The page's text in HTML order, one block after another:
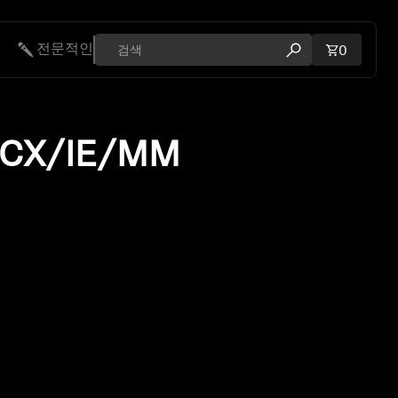
전문적인 검색 모달 열기
장바구
0
IE/MM